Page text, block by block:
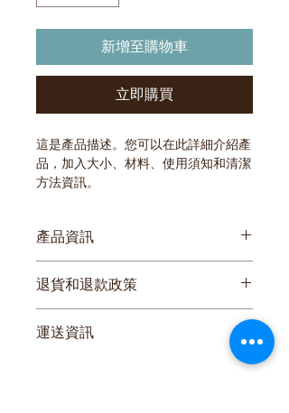
新增至購物車
立即購買
這是產品描述。您可以在此詳細介紹產
品，加入大小、材料、使用須知和清潔
方法資訊。
產品資訊
材料、使用須知和清潔方法資訊
。您也
可以解釋產品的賣點和可以帶來的好
處。
退貨和退款政策
您可以在此向顧客介紹在遇上不滿意購
物體驗時可以採取的行動。
運送資訊
出貨方法、包裝選項和